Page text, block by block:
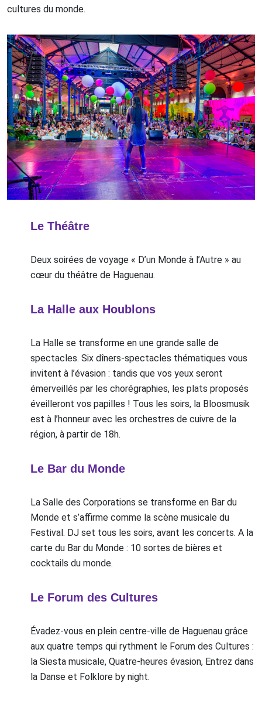
cultures du monde.
Le Théâtre
Deux soirées de voyage « D’un Monde à l’Autre » au
cœur du théâtre de Haguenau.
La Halle aux Houblons
La Halle se transforme en une grande salle de
spectacles. Six dîners-spectacles thématiques vous
invitent à l’évasion : tandis que vos yeux seront
émerveillés par les chorégraphies, les plats proposés
éveilleront vos papilles ! Tous les soirs, la Bloosmusik
est à l’honneur avec les orchestres de cuivre de la
région, à partir de 18h.
Le Bar du Monde
La Salle des Corporations se transforme en Bar du
Monde et s’affirme comme la scène musicale du
Festival. DJ set tous les soirs, avant les concerts. A la
carte du Bar du Monde : 10 sortes de bières et
cocktails du monde.
Le Forum des Cultures
Évadez-vous en plein centre-ville de Haguenau grâce
aux quatre temps qui rythment le Forum des Cultures :
la Siesta musicale, Quatre-heures évasion, Entrez dans
la Danse et Folklore by night.